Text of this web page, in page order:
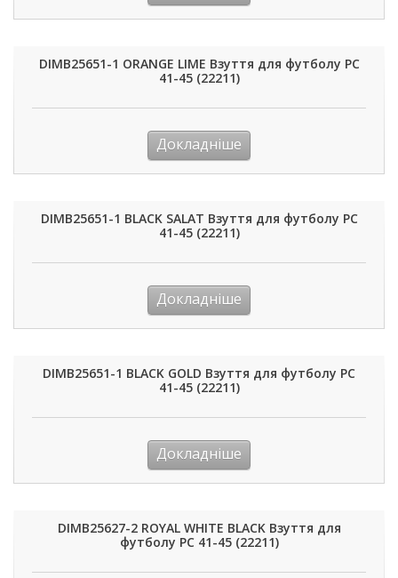
DIMB25651-1 ORANGE LIME Взуття для футболу РС
41-45 (22211)
Докладніше
DIMB25651-1 BLACK SALAT Взуття для футболу РС
41-45 (22211)
Докладніше
DIMB25651-1 BLACK GOLD Взуття для футболу РС
41-45 (22211)
Докладніше
DIMB25627-2 ROYAL WHITE BLACK Взуття для
футболу РС 41-45 (22211)